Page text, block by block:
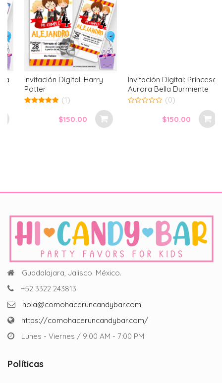
Invitación Digital: Harry
Potter
(1)
150.00
Invitación Digital: Princesa
Aurora Bella Durmiente
(0)
150.00
Guadalajara, Jalisco. México.
+52 3322 243813
hola@comohaceruncandybar.com
https://comohaceruncandybar.com/
Lunes - Viernes / 9:00 AM - 7:00 PM
Políticas